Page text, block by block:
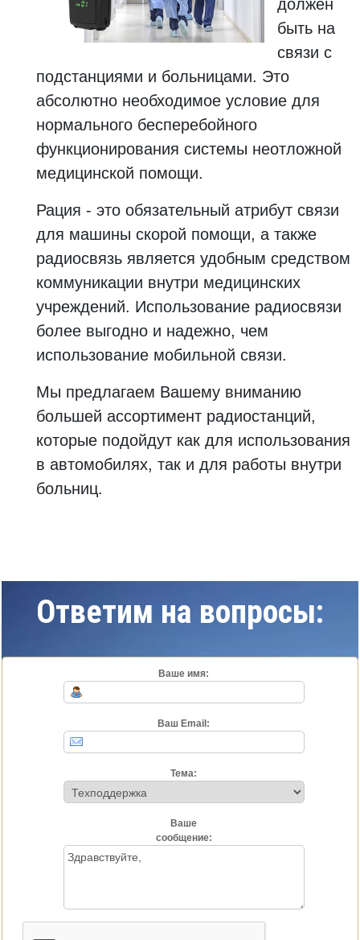
должен
быть на
связи с
подстанциями и больницами. Это
абсолютно необходимое условие для
нормального бесперебойного
функционирования системы неотложной
медицинской помощи.
Рация - это обязательный атрибут связи
для машины скорой помощи, а также
радиосвязь является удобным средством
коммуникации внутри медицинских
учреждений. Использование радиосвязи
более выгодно и надежно, чем
использование мобильной связи.
Мы предлагаем Вашему вниманию
большей ассортимент радиостанций,
которые подойдут как для использования
в автомобилях, так и для работы внутри
больниц.
Ответим на вопросы:
Ваше имя:
Ваш Email:
Тема:
Ваше
сообщение: